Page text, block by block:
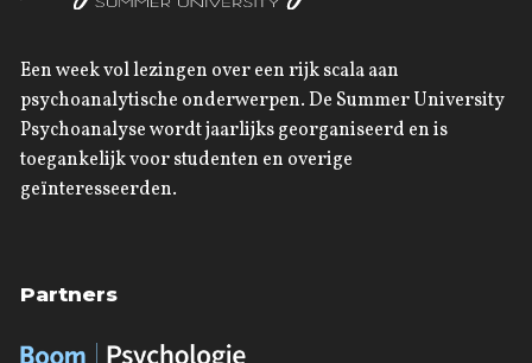
Een week vol lezingen over een rijk scala aan
psychoanalytische onderwerpen. De Summer University
Psychoanalyse wordt jaarlijks georganiseerd en is
toegankelijk voor studenten en overige
geïnteresseerden.
Partners